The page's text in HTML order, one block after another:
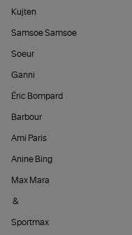
Kujten
Samsoe Samsoe
Soeur
Ganni
Éric Bompard
Barbour
Ami Paris
Anine Bing
Max Mara
&
Sportmax